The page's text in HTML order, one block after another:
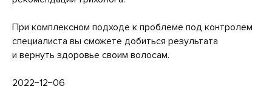
При комплексном подходе к проблеме под контролем
специалиста вы сможете добиться результата
и вернуть здоровье своим волосам.
2022−12−06
Активная восстанавливающая косметика
PERFECT4U разрабатывается из натуральных
компонентов и современных комплексов
вреда для окружающей среды